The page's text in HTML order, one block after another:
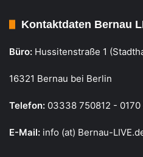
Kontaktdaten Bernau
Büro: Hussitenstraße 1
16321 Bernau bei Berlin
Telefon: 03338 750812 -
E-Mail: info (at) Bernau-